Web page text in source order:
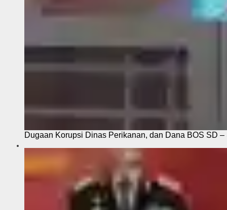
Dugaan Korupsi Dinas Perikanan, dan Dana BOS SD